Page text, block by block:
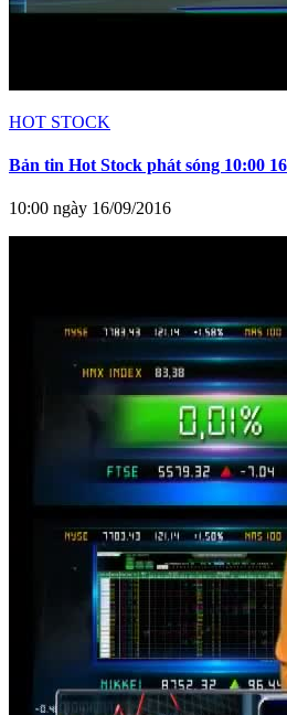
HOT STOCK
Bản tin Hot Stock phát sóng 10:00
10:00 ngày 16/09/2016